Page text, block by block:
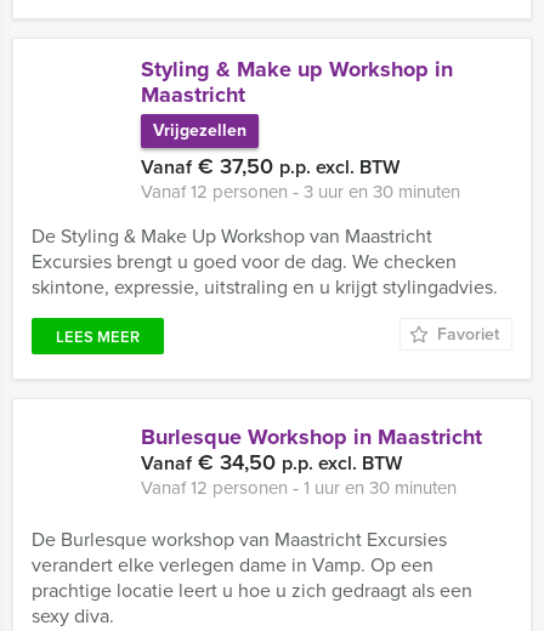
Styling & Make up Workshop in
Maastricht
Vrijgezellen
Vanaf€ 37,50 p.p. excl. BTW
Vanaf 12 personen ‐ 3 uur en 30 minuten
De Styling & Make Up Workshop van Maastricht
Excursies brengt u goed voor de dag. We checken
skintone, expressie, uitstraling en u krijgt stylingadvies.
LEES MEER Favoriet
Burlesque Workshop in Maastricht
Vanaf€ 34,50 p.p. excl. BTW
Vanaf 12 personen ‐ 1 uur en 30 minuten
De Burlesque workshop van Maastricht Excursies
verandert elke verlegen dame in Vamp. Op een
prachtige locatie leert u hoe u zich gedraagt als een
sexy diva.